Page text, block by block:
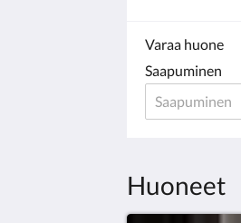
Varaa huone
Saapuminen
Huoneet